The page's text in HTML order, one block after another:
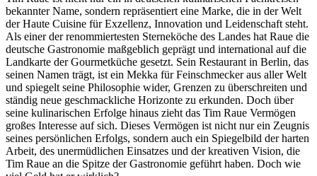
bekannter Name, sondern repräsentiert eine Marke, die in der Welt
der Haute Cuisine für Exzellenz, Innovation und Leidenschaft steht.
Als einer der renommiertesten Sterneköche des Landes hat Raue die
deutsche Gastronomie maßgeblich geprägt und international auf die
Landkarte der Gourmetküche gesetzt. Sein Restaurant in Berlin, das
seinen Namen trägt, ist ein Mekka für Feinschmecker aus aller Welt
und spiegelt seine Philosophie wider, Grenzen zu überschreiten und
ständig neue geschmackliche Horizonte zu erkunden. Doch über
seine kulinarischen Erfolge hinaus zieht das Tim Raue Vermögen
großes Interesse auf sich. Dieses Vermögen ist nicht nur ein Zeugnis
seines persönlichen Erfolgs, sondern auch ein Spiegelbild der harten
Arbeit, des unermüdlichen Einsatzes und der kreativen Vision, die
Tim Raue an die Spitze der Gastronomie geführt haben. Doch wie